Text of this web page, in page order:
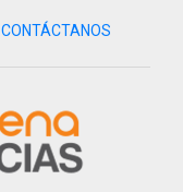
CONTÁCTANOS